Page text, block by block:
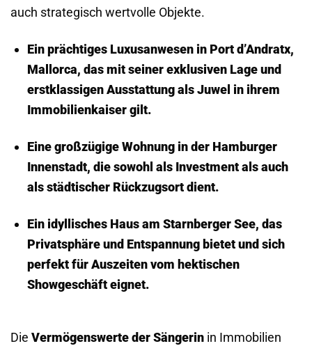
auch strategisch wertvolle Objekte.
Ein prächtiges Luxusanwesenin Port d’Andratx,
Mallorca, das mit seiner exklusiven Lage und
erstklassigen Ausstattung als Juwel in ihrem
Immobilienkaiser gilt.
Eine großzügige Wohnung in der Hamburger
Innenstadt, die sowohl als Investment als auch
als städtischer Rückzugsort dient.
Ein idyllisches Haus am Starnberger See, das
Privatsphäre und Entspannung bietet und sich
perfekt für Auszeiten vom hektischen
Showgeschäft eignet.
Die Vermögenswerte der Sängerin in Immobilien